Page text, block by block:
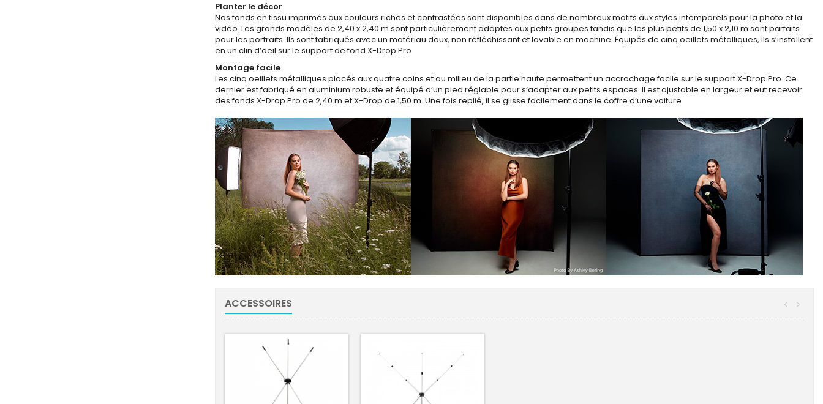
Planter le décor
Nos fonds en tissu imprimés aux couleurs riches et contrastées sont disponibles dans de nombreux motifs aux styles intemporels pour la photo et la
vidéo. Les grands modèles de 2,40 x 2,40 m sont particulièrement adaptés aux petits groupes tandis que les plus petits de 1,50 x 2,10 m sont parfaits
pour les portraits. Ils sont fabriqués avec un matériau doux, non réfléchissant et lavable en machine. Équipés de cinq oeillets métalliques, ils s’installent
en un clin d’oeil sur le support de fond X-Drop Pro
Montage facile
Les cinq oeillets métalliques placés aux quatre coins et au milieu de la partie haute permettent un accrochage facile sur le support X-Drop Pro. Ce
dernier est fabriqué en aluminium robuste et équipé d’un pied réglable pour s’adapter aux petits espaces. Il est ajustable en largeur et eut recevoir
des fonds X-Drop Pro de 2,40 m et X-Drop de 1,50 m. Une fois replié, il se glisse facilement dans le coffre d’une voiture
ACCESSOIRES >
<